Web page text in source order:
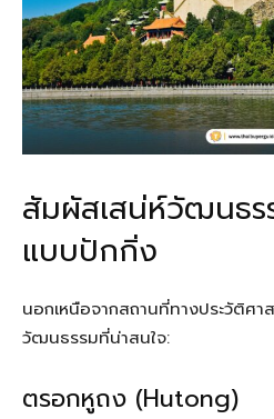
สัมผัสเสน่ห์วัฒนธร
แบบปักกิ่ง
นอกเหนือจากสถานที่ทางประวัติศ
วัฒนธรรมที่น่าสนใจ:
ตรอกหูถง (Hutong)